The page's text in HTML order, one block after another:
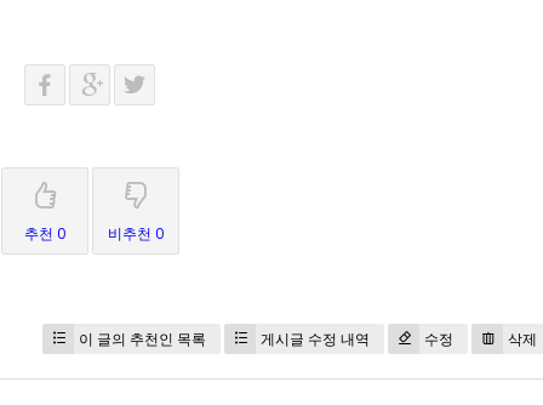
추천 0 비추천 0
이 글의 추천인 목록 게시글 수정 내역 수정 삭제